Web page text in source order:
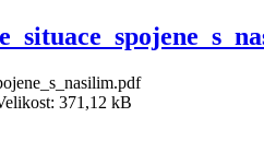
371,12 kB